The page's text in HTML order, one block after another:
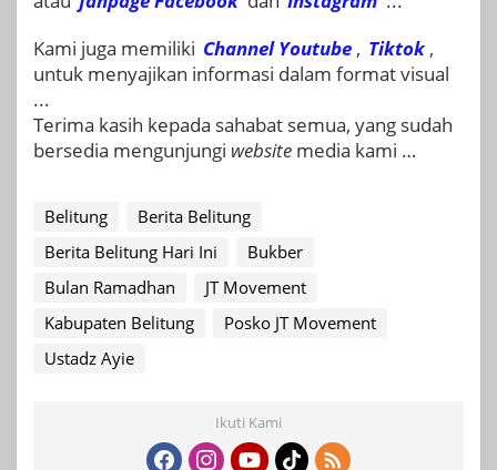
Kami juga memiliki Channel Youtube , Tiktok ,
untuk menyajikan informasi dalam format visual
...
Terima kasih kepada sahabat semua, yang sudah
bersedia mengunjungi website media kami …
Belitung
Berita Belitung
Berita Belitung Hari Ini
Bukber
Bulan Ramadhan
JT Movement
Kabupaten Belitung
Posko JT Movement
Ustadz Ayie
Ikuti Kami